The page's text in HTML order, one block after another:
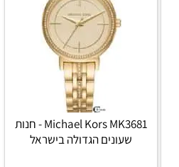
Michael Kors MK3681 - חנות
שעונים הגדולה בישראל